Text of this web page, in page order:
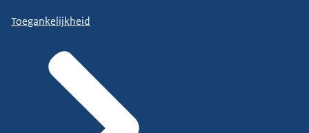
Toegankelijkheid